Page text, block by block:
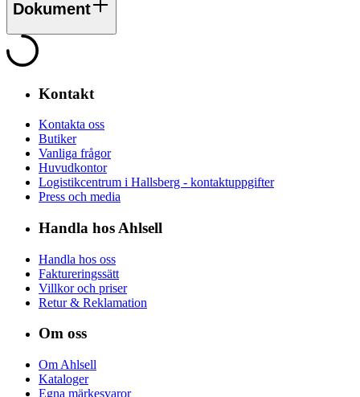
Dokument
Kontakt
Kontakta oss
Butiker
Vanliga frågor
Huvudkontor
Logistikcentrum i Hallsberg - kontaktuppgifter
Press och media
Handla hos Ahlsell
Handla hos oss
Faktureringssätt
Villkor och priser
Retur & Reklamation
Om oss
Om Ahlsell
Kataloger
Egna märkesvaror